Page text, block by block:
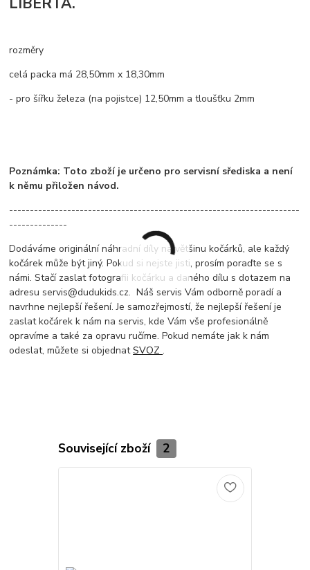
rozměry
celá packa má 28,50mm x 18,30mm
- pro šířku železa (na pojistce) 12,50mm a tloušťku 2mm
Poznámka: Toto zboží je určeno pro servisní sřediska a není
k němu přiložen návod.
----------------------------------------------------------------------
--------------
Dodáváme originální náhradní díly na většinu kočárků, ale každý
kočárek může být jiný. Pokud si nejste jisti, prosím poraďte se s
námi. Stačí zaslat fotografii kočárku a daného dílu s dotazem na
adresu servis@dudukids.cz. Náš servis Vám odborně poradí a
navrhne nejlepší řešení. Je samozřejmostí, že nejlepší řešení je
zaslat kočárek k nám na servis, kde Vám vše profesionálně
opravíme a také za opravu ručíme. Pokud nemáte jak k nám
odeslat, můžete si objednatSVOZ.
Související zboží 2